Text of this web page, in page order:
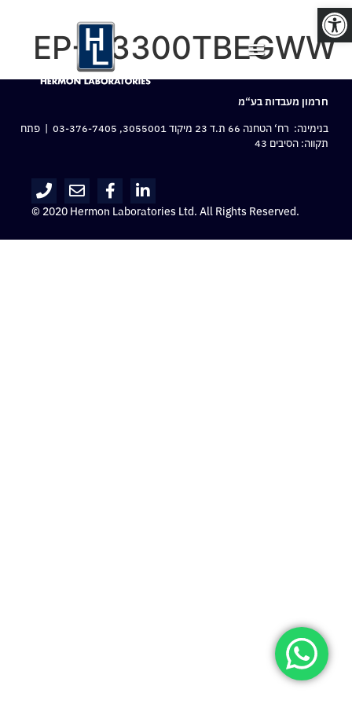
פתח סרגל נגישות
EP-N3300TBEGWW
חרמון מעבדות בע“מ
בנימינה: רח‘ הטחנה 66 ת.ד 23 מיקוד 3055001,
03-376-7405 | פתח
תקווה: הסיבים 43
© 2020 Hermon Laboratories Ltd. All Rights Reserved.